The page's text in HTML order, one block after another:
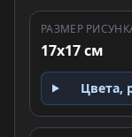
РАЗМЕР
17x17 см
Цвета,